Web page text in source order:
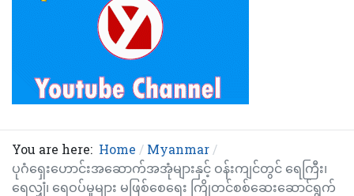
You are here: Home
Myanmar
ပုဂံရှေးဟောင်းအဆောက်အအုံများနှင့် ဝန်းကျင်တွင် ရေကြီး၊
ရေလျှံ၊ ရေဝပ်မှုများ မဖြစ်စေရေး ကြိုတင်စစ်ဆေးဆောင်ရွက်